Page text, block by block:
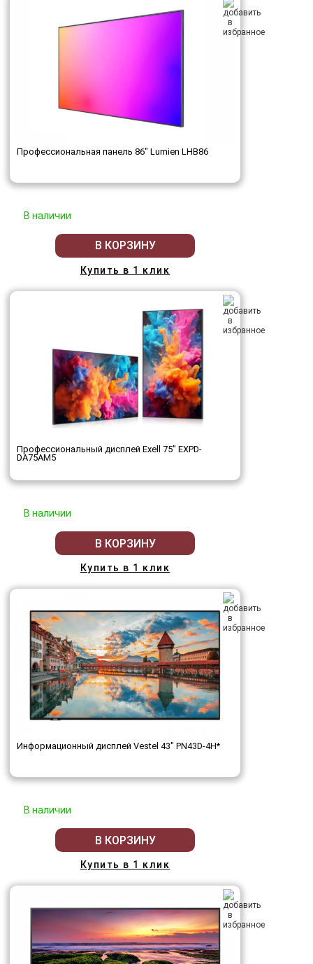
Профессиональная панель 86" Lumien LHB86
В наличии
В КОРЗИНУ
Купить в 1 клик
Профессиональный дисплей Exell 75" EXPD-
DA75AM5
В наличии
В КОРЗИНУ
Купить в 1 клик
Информационный дисплей Vestel 43" PN43D-4H*
В наличии
В КОРЗИНУ
Купить в 1 клик